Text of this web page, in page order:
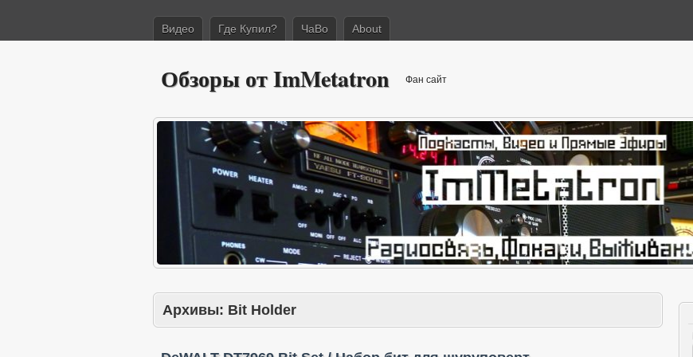
Видео Где Купил? ЧаВо About
Обзоры от ImMetatron Фан сайт
Архивы: Bit Holder